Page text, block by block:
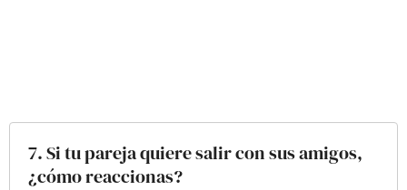
7. Si tu pareja quiere salir con sus amigos,
¿cómo reaccionas?